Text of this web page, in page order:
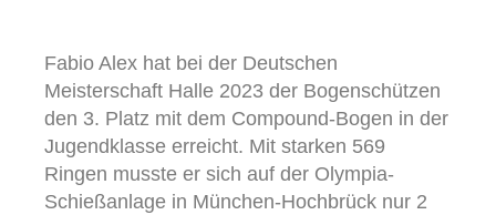
Fabio Alex hat bei der Deutschen
Meisterschaft Halle 2023 der Bogenschützen
den 3. Platz mit dem Compound-Bogen in der
Jugendklasse erreicht. Mit starken 569
Ringen musste er sich auf der Olympia-
Schießanlage in München-Hochbrück nur 2